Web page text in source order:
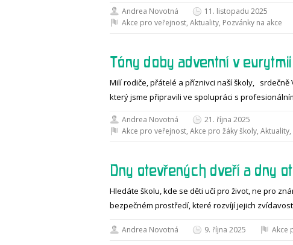
Andrea Novotná
11. listopadu 2025
Akce pro veřejnost, Aktuality, Pozvánky na akce
Tóny doby adventní v
Milí rodiče, přátelé a příznivci naší školy,
který jsme připravili ve spolupráci s
Andrea Novotná
21. října 2025
Akce pro veřejnost, Akce pro žáky školy, Aktuality,
Dny otevřených dveří a dny
Hledáte školu, kde se děti učí pro život, ne pro
bezpečném prostředí, které rozvíjí jejich
Andrea Novotná 9. října 2025 Akce